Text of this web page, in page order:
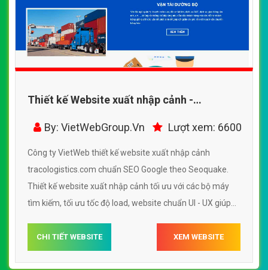
Thiết kế Website xuất nhập cảnh -
tracologistics.com - VietWebGroup.Vn
By: VietWebGroup.Vn Lượt xem: 6600
Công ty VietWeb thiết kế website xuất nhập cảnh
tracologistics.com chuẩn SEO Google theo Seoquake.
Thiết kế website xuất nhập cảnh tối ưu với các bộ máy
tìm kiếm, tối ưu tốc độ load, website chuẩn UI - UX giúp
cảnh tracologistics.com
CHI TIẾT WEBSITE XEM WEBSITE